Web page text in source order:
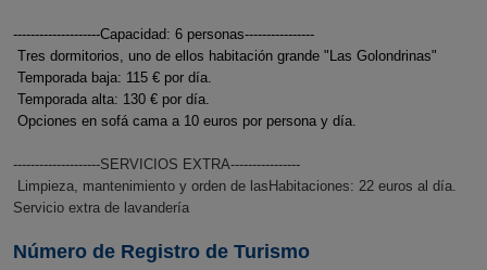
--------------------Capacidad: 6 personas----------------
Tres dormitorios, uno de ellos habitación grande "Las Golondrinas"
Temporada baja: 115 € por día.
Temporada alta: 130 € por día.
Opciones en sofá cama a 10 euros por persona y día.
--------------------SERVICIOS EXTRA----------------
Limpieza, mantenimiento y orden de las Habitaciones: 22 euros al día.
Servicio extra de lavandería
Número de Registro de Turismo